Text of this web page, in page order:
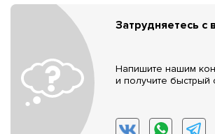
Затрудняетесь с
Напишите нашим
и получите быстрый